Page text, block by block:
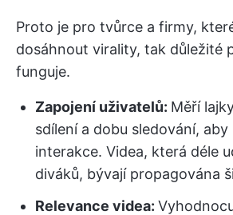
Proto je pro tvůrce a firmy,
dosáhnout virality, tak důležité
funguje.
Zapojení uživatelů: Měří
sdílení a dobu sledování, aby
interakce. Videa, která déle
diváků, bývají propagována
Relevance videa: